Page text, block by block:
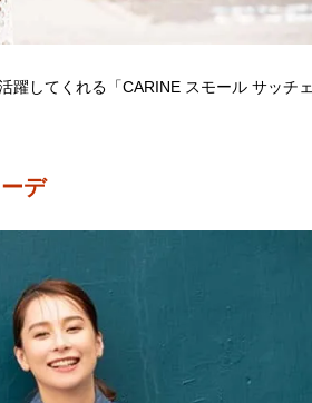
躍してくれる「CARINE スモール サッチェ
デ